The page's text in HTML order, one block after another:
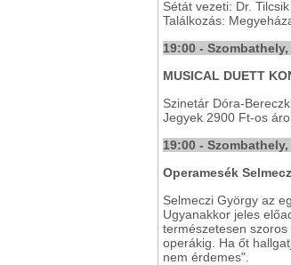
Sétát vezeti: Dr.
Találkozás:
19:00 -
MUSICAL DUETT
Szinetár Dóra-
Jegyek 2900 Ft-os
19:00 -
Operamesék
Selmeczi György az
Ugyanakkor jeles
természetesen
operákig. Ha őt
nem érdemes".